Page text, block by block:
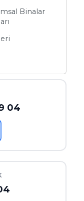
Binalar
04